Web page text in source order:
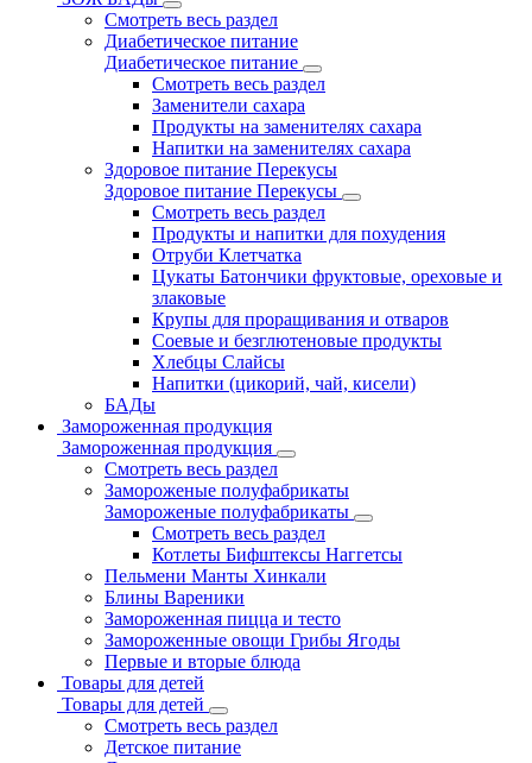
Смотреть весь раздел
Диабетическое питание
Диабетическое питание
Смотреть весь раздел
Заменители сахара
Продукты на заменителях сахара
Напитки на заменителях сахара
Здоровое питание Перекусы
Здоровое питание Перекусы
Смотреть весь раздел
Продукты и напитки для похудения
Отруби Клетчатка
Цукаты Батончики фруктовые, ореховые и
злаковые
Крупы для проращивания и отваров
Соевые и безглютеновые продукты
Хлебцы Слайсы
Напитки (цикорий, чай, кисели)
БАДы
Замороженная продукция
Замороженная продукция
Смотреть весь раздел
Замороженые полуфабрикаты
Замороженые полуфабрикаты
Смотреть весь раздел
Котлеты Бифштексы Наггетсы
Пельмени Манты Хинкали
Блины Вареники
Замороженная пицца и тесто
Замороженные овощи Грибы Ягоды
Первые и вторые блюда
Товары для детей
Товары для детей
Смотреть весь раздел
Детское питание